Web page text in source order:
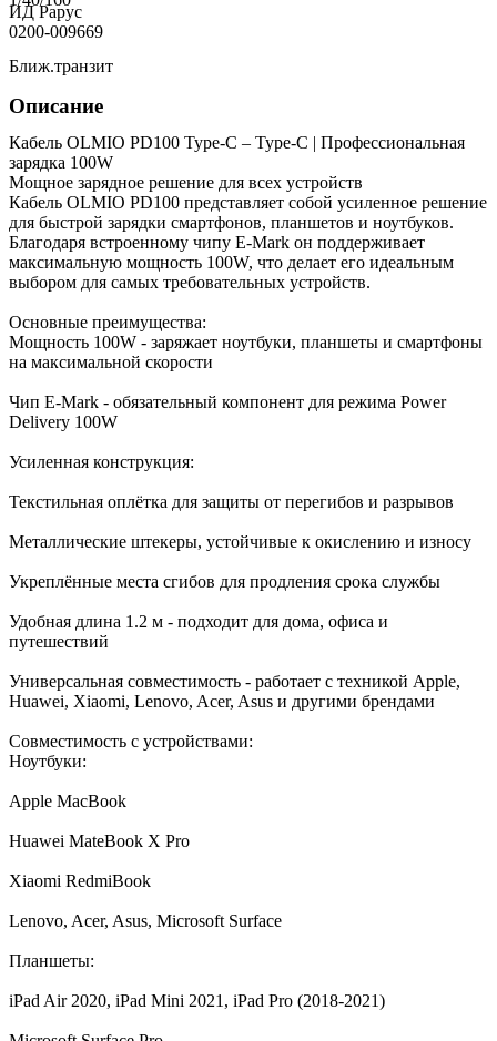
ИД Рарус
0200-009669
Ближ.транзит
Описание
Кабель OLMIO PD100 Type-C – Type-C | Профессиональная
зарядка 100W
Мощное зарядное решение для всех устройств
Кабель OLMIO PD100 представляет собой усиленное решение
для быстрой зарядки смартфонов, планшетов и ноутбуков.
Благодаря встроенному чипу E-Mark он поддерживает
максимальную мощность 100W, что делает его идеальным
выбором для самых требовательных устройств.
Основные преимущества:
Мощность 100W - заряжает ноутбуки, планшеты и смартфоны
на максимальной скорости
Чип E-Mark - обязательный компонент для режима Power
Delivery 100W
Усиленная конструкция:
Текстильная оплётка для защиты от перегибов и разрывов
Металлические штекеры, устойчивые к окислению и износу
Укреплённые места сгибов для продления срока службы
Удобная длина 1.2 м - подходит для дома, офиса и
путешествий
Универсальная совместимость - работает с техникой Apple,
Huawei, Xiaomi, Lenovo, Acer, Asus и другими брендами
Совместимость с устройствами:
Ноутбуки:
Apple MacBook
Huawei MateBook X Pro
Xiaomi RedmiBook
Lenovo, Acer, Asus, Microsoft Surface
Планшеты:
iPad Air 2020, iPad Mini 2021, iPad Pro (2018-2021)